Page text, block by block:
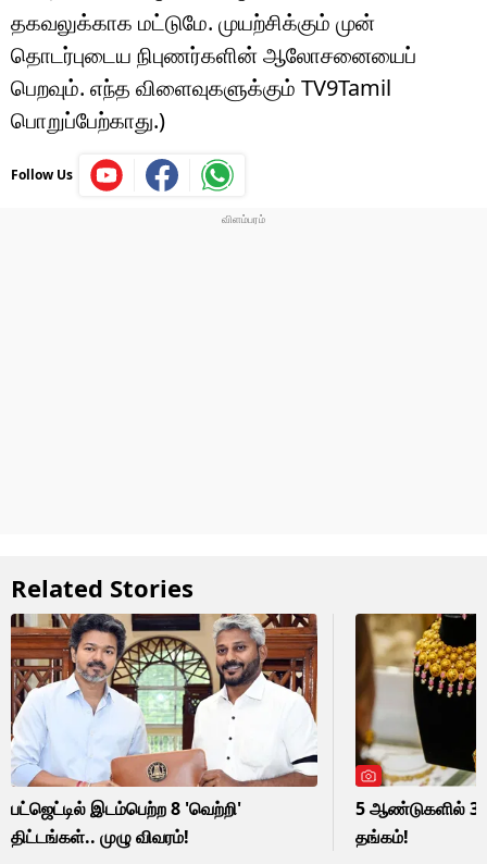
தகவலுக்காக மட்டுமே. முயற்சிக்கும் முன்
தொடர்புடைய நிபுணர்களின் ஆலோசனையைப்
பெறவும். எந்த விளைவுகளுக்கும் TV9Tamil
பொறுப்பேற்காது.)
Follow Us
Related Stories
பட்ஜெட்டில் இடம்பெற்ற 8 'வெற்றி'
திட்டங்கள்.. முழு விவரம்!
5 ஆண்டுகளில்
தங்கம்!